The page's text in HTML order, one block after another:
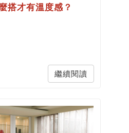
搭才有溫度感？
繼續閱讀